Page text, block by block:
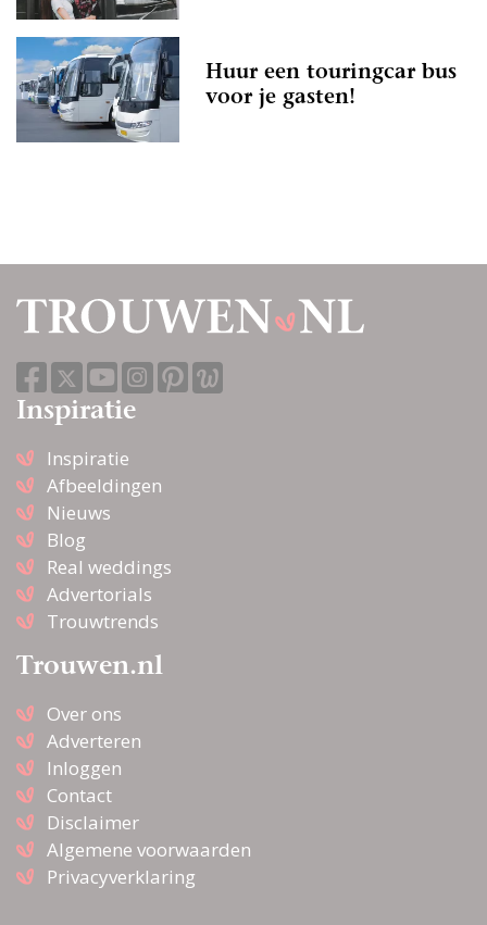
Huur een touringcar bus
voor je gasten!
Inspiratie
Inspiratie
Afbeeldingen
Nieuws
Blog
Real weddings
Advertorials
Trouwtrends
Trouwen.nl
Over ons
Adverteren
Inloggen
Contact
Disclaimer
Algemene voorwaarden
Privacyverklaring